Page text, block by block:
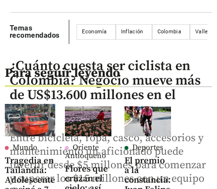
Temas
recomendados
Economía Inflación Colombia Valle de
Para seguir leyendo
Mundo
Tragedia en
Tailandia:
Adolescente
Oriente
Antioqueño
Flores que
cruzan el
Deportes
El premio
a la
constancia:
¿Cuánto cuesta ser ciclista en
Colombia? Negocio mueve más
de US$13.600 millones en el
mundo
Entre bicicleta, ropa, casco, accesorios y
mantenimiento un aficionado puede
invertir desde $5 millones para comenzar
y superar los $15 millones con un equipo